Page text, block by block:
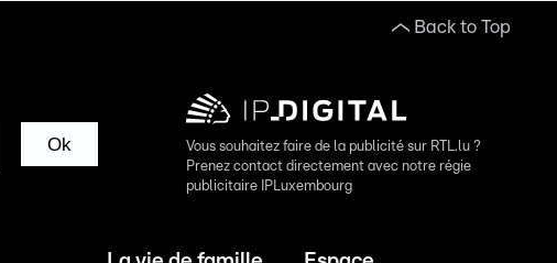
Back to Top
Ok
Vous souhaitez faire de la publicité sur RTL.lu ?
Prenez contact directement avec notre régie
publicitaire IPLuxembourg